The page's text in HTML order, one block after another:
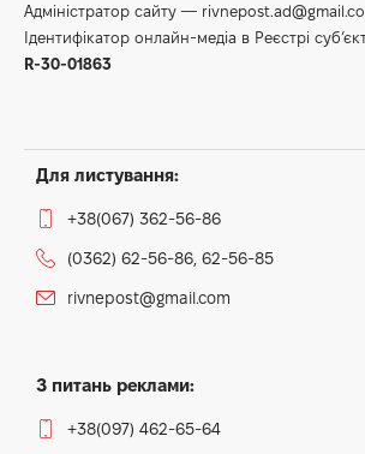
Адміністратор сайту —
Ідентифікатор онлайн-медіа в Реєстрі
R-30-01863
Для листування:
+38(067) 362-56-86
(0362) 62-56-86, 62-56-85
rivnepost@gmail.com
З питань реклами:
+38(097) 462-65-64